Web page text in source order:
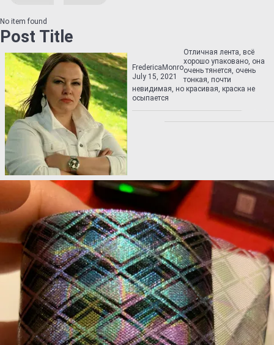
No item found
Post Title
FredericaMonro
July 15, 2021
Отличная лента, всё
хорошо упаковано, она
очень тянется, очень
тонкая, почти
невидимая, но красивая, краска не
осыпается